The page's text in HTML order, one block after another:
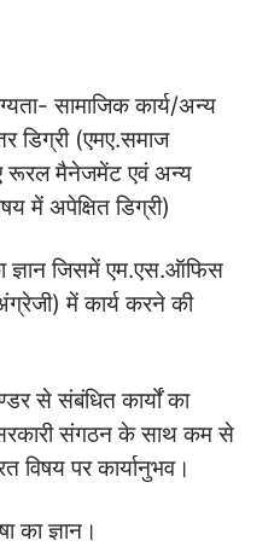
सामाजिक कार्य/अन्‍य
डिग्री (एमए.समाज
रूरल मैनेजमेंट एवं अन्‍य
में अपेक्षित डिग्री)
ज्ञान जिसमें एम.एस.ऑफिस
में कार्य करने की
से संबंधित कार्यों का
संगठन के साथ कम से
विषय पर कार्यानुभव।
का ज्ञान।